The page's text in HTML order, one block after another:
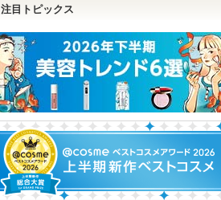
注目トピックス